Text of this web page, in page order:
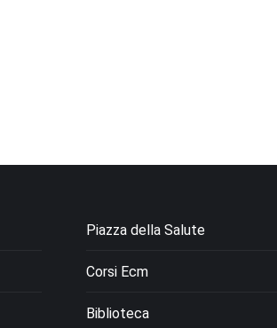
Piazza della Salute
Corsi Ecm
Biblioteca